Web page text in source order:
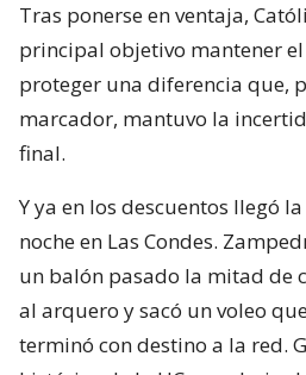
Tras ponerse en ventaja,
principal objetivo mantener
proteger una diferencia que,
marcador, mantuvo la
final.
Y ya en los descuentos llegó
noche en Las Condes.
un balón pasado la mitad de
al arquero y sacó un voleo
terminó con destino a la red.